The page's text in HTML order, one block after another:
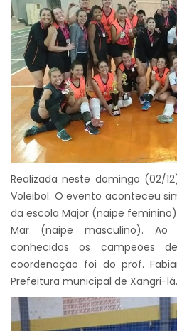
Realizada neste domingo (02/
Voleibol. O evento aconteceu
da escola Major (naipe
Mar (naipe masculino).
conhecidos os campeões
coordenação foi do prof.
Prefeitura municipal de Xangri-lá.